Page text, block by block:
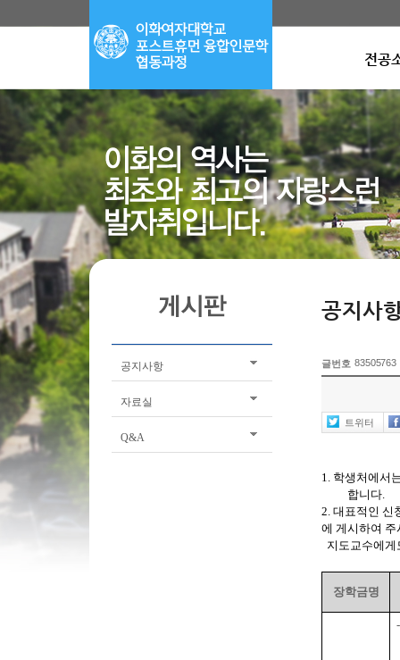
전공
공지사항
자료실
Q&A
글번호 83505763
트위터
1. 학생처에서
합니다.
2. 대표적인 신
에 게시하여
지도교수에게
장학금명
공지사